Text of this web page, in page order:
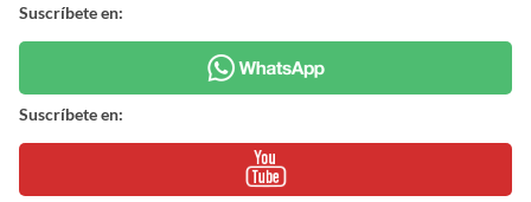
Suscríbete en:
Suscríbete en: